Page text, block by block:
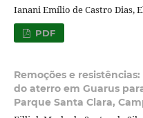
Ianani Emílio de Castro Dias,
PDF
Remoções e
do aterro em Guarus
Parque Santa Clara,